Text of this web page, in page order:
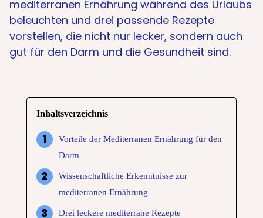
mediterranen Ernährung während des Urlaubs
beleuchten und drei passende Rezepte
vorstellen, die nicht nur lecker, sondern auch
gut für den Darm und die Gesundheit sind.
Inhaltsverzeichnis
Vorteile der Mediterranen Ernährung für den
Darm
Wissenschaftliche Erkenntnisse zur
mediterranen Ernährung
Drei leckere mediterrane Rezepte